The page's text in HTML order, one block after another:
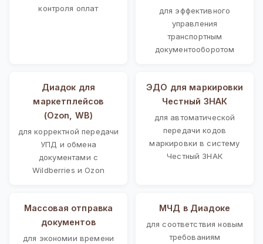
контроля оплат
для эффективного
управления
транспортным
документооборотом
Диадок для
маркетплейсов
(Ozon, WB)
для корректной передачи
УПД и обмена
документами с
Wildberries и Ozon
ЭДО для маркировки
Честный ЗНАК
для автоматической
передачи кодов
маркировки в систему
Честный ЗНАК
Массовая отправка
документов
для экономии времени
МЧД в Диадоке
для соответствия новым
требованиям